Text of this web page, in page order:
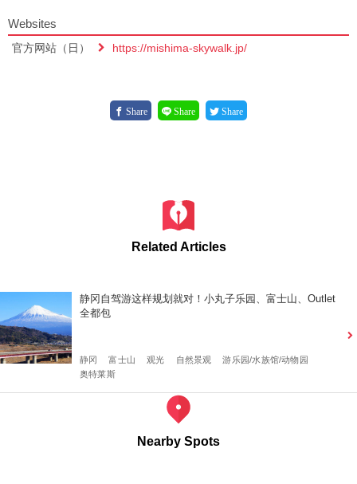
Websites
官方网站（日） https://mishima-skywalk.jp/
Share Share Share
Related Articles
静冈自驾游这样规划就对！小丸子乐园、富士山、Outlet
全都包
静冈 富士山 观光 自然景观
游乐园/水族馆/动物园
奥特莱斯
Nearby Spots